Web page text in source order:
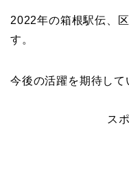
2022年の箱根駅伝、
す。
今後の活躍を期待して
ス